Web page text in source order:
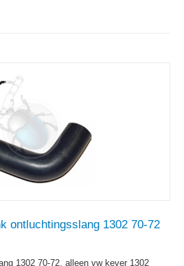
ontluchtingsslang 1302 70-72
1302 70-72, alleen vw kever 1302